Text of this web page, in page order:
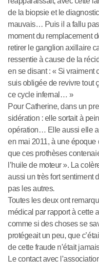
de la biopsie et le
mauvais… Puis il a fallu
moment du remplacement
retirer le ganglion axillaire
ressentie à cause de la
en se disant : « Si vraiment
suis obligée de revivre tout
ce cycle infernal… »
Pour Catherine, dans un
sidération : elle sortait à
opération… Elle aussi elle
en mai 2011, à une époque
que ces prothèses
l’huile de moteur ». La
aussi un très fort sentiment
pas les autres.
Toutes les deux ont
médical par rapport à cette
comme si des choses se
protégeait un peu, que
de cette fraude n’était
Le contact avec